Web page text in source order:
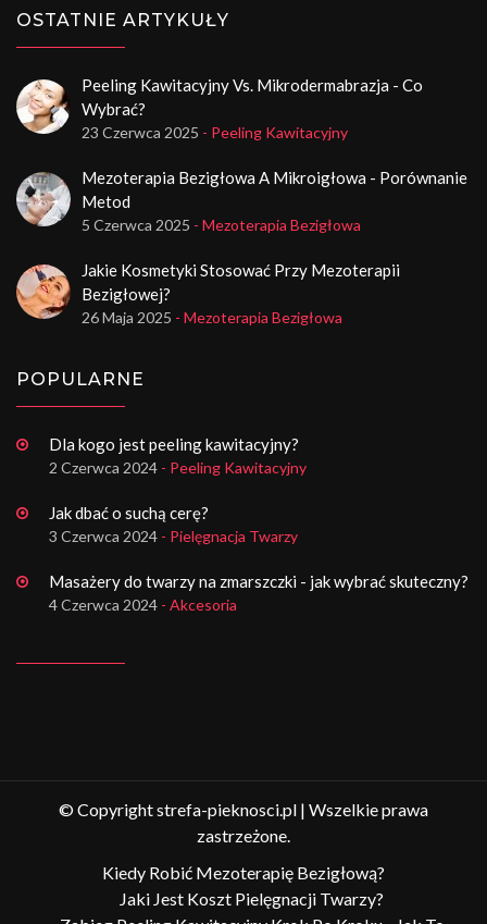
OSTATNIE ARTYKUŁY
Peeling Kawitacyjny Vs. Mikrodermabrazja - Co
Wybrać?
23 Czerwca 2025 - Peeling Kawitacyjny
Mezoterapia Bezigłowa A Mikroigłowa - Porównanie
Metod
5 Czerwca 2025 - Mezoterapia Bezigłowa
Jakie Kosmetyki Stosować Przy Mezoterapii
Bezigłowej?
26 Maja 2025 - Mezoterapia Bezigłowa
POPULARNE
Dla kogo jest peeling kawitacyjny?
2 Czerwca 2024 - Peeling Kawitacyjny
Jak dbać o suchą cerę?
3 Czerwca 2024 - Pielęgnacja Twarzy
Masażery do twarzy na zmarszczki - jak wybrać skuteczny?
4 Czerwca 2024 - Akcesoria
© Copyright strefa-pieknosci.pl | Wszelkie prawa
zastrzeżone.
Kiedy Robić Mezoterapię Bezigłową?
Jaki Jest Koszt Pielęgnacji Twarzy?